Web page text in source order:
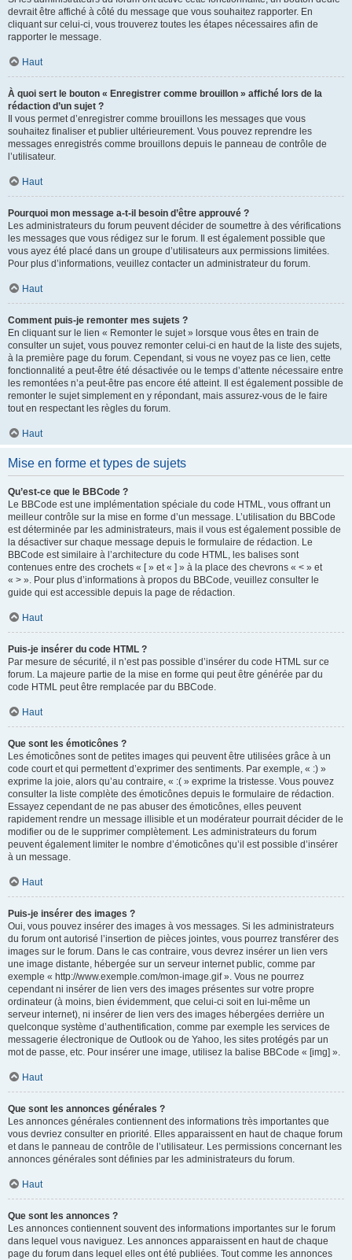
devrait être affiché à côté du message que vous souhaitez rapporter. En
cliquant sur celui-ci, vous trouverez toutes les étapes nécessaires afin de
rapporter le message.
Haut
À quoi sert le bouton « Enregistrer comme brouillon » affiché lors de la
rédaction d’un sujet ?
Il vous permet d’enregistrer comme brouillons les messages que vous
souhaitez finaliser et publier ultérieurement. Vous pouvez reprendre les
messages enregistrés comme brouillons depuis le panneau de contrôle de
l’utilisateur.
Haut
Pourquoi mon message a-t-il besoin d’être approuvé ?
Les administrateurs du forum peuvent décider de soumettre à des vérifications
les messages que vous rédigez sur le forum. Il est également possible que
vous ayez été placé dans un groupe d’utilisateurs aux permissions limitées.
Pour plus d’informations, veuillez contacter un administrateur du forum.
Haut
Comment puis-je remonter mes sujets ?
En cliquant sur le lien « Remonter le sujet » lorsque vous êtes en train de
consulter un sujet, vous pouvez remonter celui-ci en haut de la liste des sujets,
à la première page du forum. Cependant, si vous ne voyez pas ce lien, cette
fonctionnalité a peut-être été désactivée ou le temps d’attente nécessaire entre
les remontées n’a peut-être pas encore été atteint. Il est également possible de
remonter le sujet simplement en y répondant, mais assurez-vous de le faire
tout en respectant les règles du forum.
Haut
Mise en forme et types de sujets
Qu’est-ce que le BBCode ?
Le BBCode est une implémentation spéciale du code HTML, vous offrant un
meilleur contrôle sur la mise en forme d’un message. L’utilisation du BBCode
est déterminée par les administrateurs, mais il vous est également possible de
la désactiver sur chaque message depuis le formulaire de rédaction. Le
BBCode est similaire à l’architecture du code HTML, les balises sont
contenues entre des crochets « [ » et « ] » à la place des chevrons « < » et
« > ». Pour plus d’informations à propos du BBCode, veuillez consulter le
guide qui est accessible depuis la page de rédaction.
Haut
Puis-je insérer du code HTML ?
Par mesure de sécurité, il n’est pas possible d’insérer du code HTML sur ce
forum. La majeure partie de la mise en forme qui peut être générée par du
code HTML peut être remplacée par du BBCode.
Haut
Que sont les émoticônes ?
Les émoticônes sont de petites images qui peuvent être utilisées grâce à un
code court et qui permettent d’exprimer des sentiments. Par exemple, « :) »
exprime la joie, alors qu’au contraire, « :( » exprime la tristesse. Vous pouvez
consulter la liste complète des émoticônes depuis le formulaire de rédaction.
Essayez cependant de ne pas abuser des émoticônes, elles peuvent
rapidement rendre un message illisible et un modérateur pourrait décider de le
modifier ou de le supprimer complètement. Les administrateurs du forum
peuvent également limiter le nombre d’émoticônes qu’il est possible d’insérer
à un message.
Haut
Puis-je insérer des images ?
Oui, vous pouvez insérer des images à vos messages. Si les administrateurs
du forum ont autorisé l’insertion de pièces jointes, vous pourrez transférer des
images sur le forum. Dans le cas contraire, vous devrez insérer un lien vers
une image distante, hébergée sur un serveur internet public, comme par
exemple « http://www.exemple.com/mon-image.gif ». Vous ne pourrez
cependant ni insérer de lien vers des images présentes sur votre propre
ordinateur (à moins, bien évidemment, que celui-ci soit en lui-même un
serveur internet), ni insérer de lien vers des images hébergées derrière un
quelconque système d’authentification, comme par exemple les services de
messagerie électronique de Outlook ou de Yahoo, les sites protégés par un
mot de passe, etc. Pour insérer une image, utilisez la balise BBCode « [img] ».
Haut
Que sont les annonces générales ?
Les annonces générales contiennent des informations très importantes que
vous devriez consulter en priorité. Elles apparaissent en haut de chaque forum
et dans le panneau de contrôle de l’utilisateur. Les permissions concernant les
annonces générales sont définies par les administrateurs du forum.
Haut
Que sont les annonces ?
Les annonces contiennent souvent des informations importantes sur le forum
dans lequel vous naviguez. Les annonces apparaissent en haut de chaque
page du forum dans lequel elles ont été publiées. Tout comme les annonces